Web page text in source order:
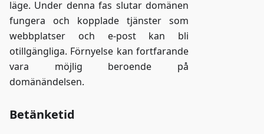
läge. Under denna fas slutar domänen
fungera och kopplade tjänster som
webbplatser och e-post kan bli
otillgängliga. Förnyelse kan fortfarande
vara möjlig beroende på
domänändelsen.
Betänketid